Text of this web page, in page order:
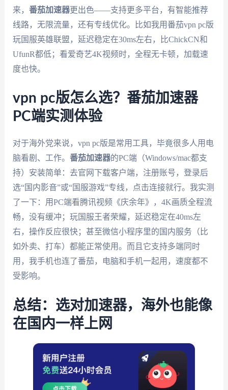
来， 番茄加速器更出色——支持更多平台，有智能推荐
线路，无限流量，还有专线优化。比如我用番茄vpn pc版
玩国服英雄联盟，延迟稳定在30ms左右，比ChickCN和
UfunR都低；看爱奇艺4K视频时，全程无卡顿，加载速
度也快。
vpn pc版怎么选？番茄加速器
PC端实测体验
对于海外党来说，vpn pc版是常用工具，毕竟很多人用电
脑看剧、工作。 番茄加速器的PC端（Windows/mac都支
持）安装简单：去官网下载客户端，注册账号，登录后
选“国内影音”或“国服游戏”专线，点击连接就行。我实测
了一下：用PC端看腾讯视频《庆余年》，4K画质全程流
畅，没有缓冲；玩国服王者荣耀，延迟稳定在40ms左
右，操作反应很快；甚至微信小程序里的国内服务（比
如外卖、打车）都能正常使用。而且它支持多端同时
用，我手机也连了番茄，电脑和手机一起用，速度都不
受影响。
总结：选对加速器，海外也能像
在国内一样上网